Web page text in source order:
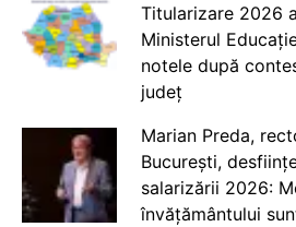
Titularizare 2026
Ministerul
notele după
județ
Marian Preda,
București,
salarizării 2026:
învățământului